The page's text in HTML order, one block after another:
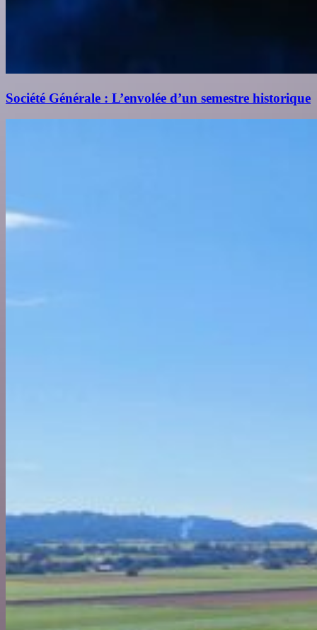
Société Générale : L’envolée d’un semestre historique